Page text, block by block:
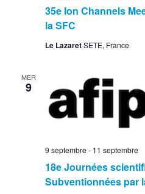
35e Ion Channels
la SFC
Le LazaretSETE, France
MER
9
18e Journées
Subventionnées par
9 septembre - 11 septembre